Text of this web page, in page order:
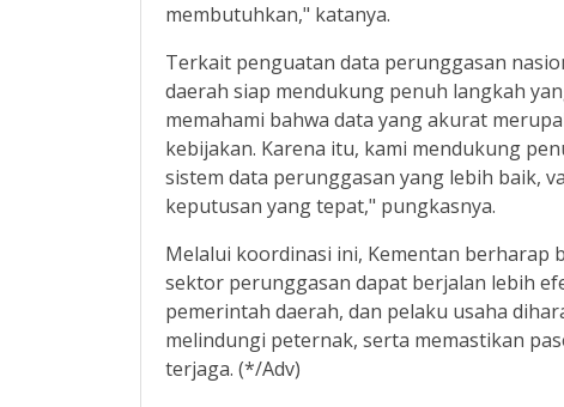
membutuhkan," katanya.
Terkait penguatan data perunggasan
daerah siap mendukung penuh langkah
memahami bahwa data yang akurat
kebijakan. Karena itu, kami mendukung
sistem data perunggasan yang lebih baik,
keputusan yang tepat," pungkasnya.
Melalui koordinasi ini, Kementan berharap
sektor perunggasan dapat berjalan lebih
pemerintah daerah, dan pelaku usaha
melindungi peternak, serta memastikan
terjaga. (*/Adv)